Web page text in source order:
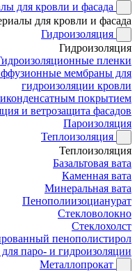
для кровли и фасада
для кровли и фасада
Гидроизоляция
Гидроизоляция
пленки
мембраны для
гидроизоляции кровли
покрытием
и ветрозащита фасадов
Пароизоляция
Теплоизоляция
Теплоизоляция
Базальтовая вата
Каменная вата
Минеральная вата
Пенополиизоцианурат
Стекловолокно
Стеклохолст
пенополистирол
паро- и гидроизоляции
Металлопрокат